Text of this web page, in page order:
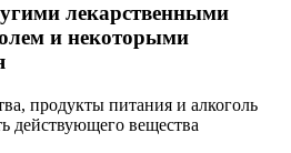
лекарственными
и некоторыми
продукты питания и алкоголь
действующего вещества